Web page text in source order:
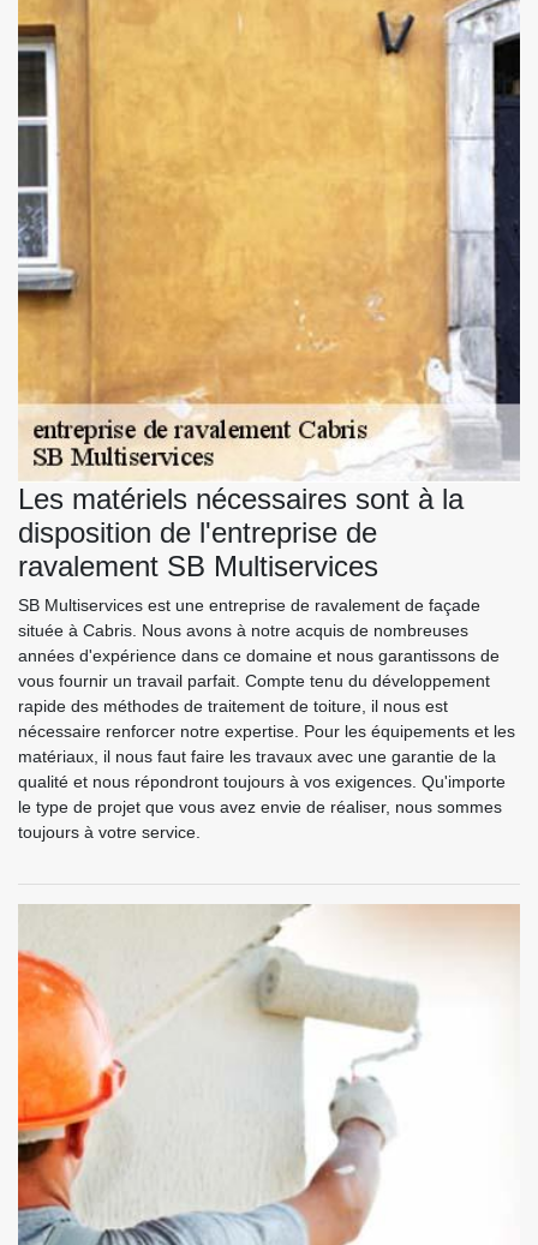
Les matériels nécessaires sont à la
disposition de l'entreprise de
ravalement SB Multiservices
SB Multiservices est une entreprise de ravalement de façade
située à Cabris. Nous avons à notre acquis de nombreuses
années d'expérience dans ce domaine et nous garantissons de
vous fournir un travail parfait. Compte tenu du développement
rapide des méthodes de traitement de toiture, il nous est
nécessaire renforcer notre expertise. Pour les équipements et les
matériaux, il nous faut faire les travaux avec une garantie de la
qualité et nous répondront toujours à vos exigences. Qu'importe
le type de projet que vous avez envie de réaliser, nous sommes
toujours à votre service.